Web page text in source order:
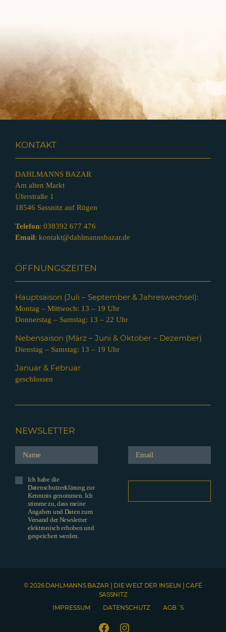
KONTAKT
DAHLMANNS BAZAR
Am alten Markt
Uferstraße 1
18546 Sassnitz auf Rügen
Telefon: 038392 677 476
Email: kontakt@dahlmannsbazar.de
ÖFFNUNGSZEITEN
Hauptsaison (Juli – September & Jahreswechsel):
Montag – Mittwoch: 13 – 19 Uhr
Donnerstag – Samstag: 13 – 22 Uhr
Nebensaison (März – Juni & Oktober – Dezember)
Dienstag – Samstag: 13 – 19 Uhr
Januar & Februar
geschlossen
NEWSLETTER
Ich habe die
Datenschutzerklärung zur
Kenntnis genommen. Ich
stimme zu, dass meine
Angaben und Daten zum
Versand der Newsletter
elektronisch erhoben und
gespeichert werden.
© 2026 DAHLMANNS BAZAR | DIE WELT DER INSELN | CAFÉ
SASSNITZ
IMPRESSUM
DATENSCHUTZ AGB´S